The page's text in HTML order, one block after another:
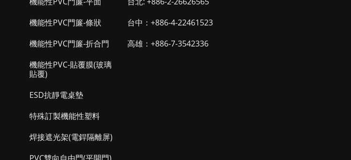
機能性PVC門簾-條狀
機能性PVC門簾-折合門
機能性PVC-貼覆膜(玻璃
貼覆)
ESD抗靜電桌墊
特殊訂製機能性塑料
焊接遮光架(電銲隔離屏)
台中：+886-4-22461523
高雄：+886-7-3542336